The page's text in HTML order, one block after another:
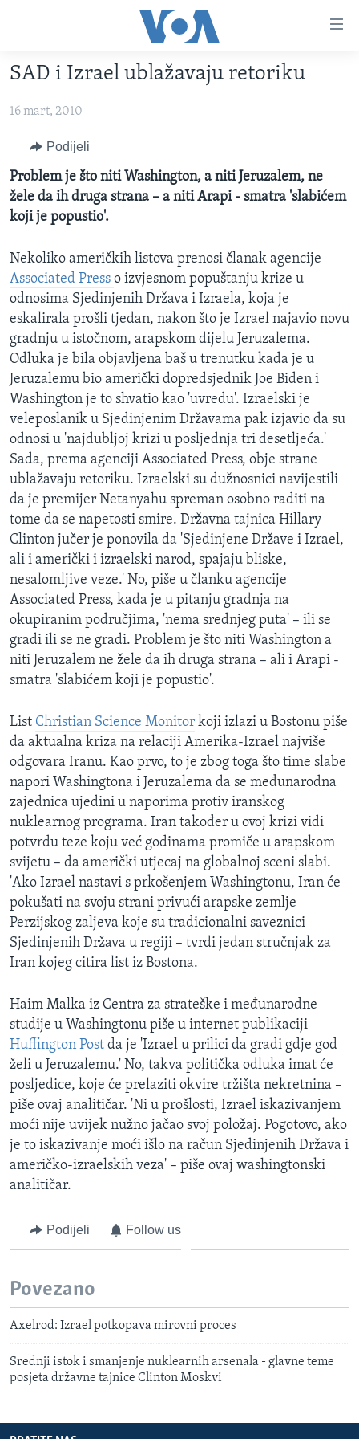
glavni
Pređi
navigaciju
Idi
na
VIDEO
FOTOGRAFIJE DANA
VIJESTI
SJEDINJENE AMERIČKE DRŽAVE
SVIJET
NAUKA I TEHNOLOGIJA
SPECIJALNI PROJEKTI
KORUPCIJA
SLOBODA MEDIJA
ŽENSKA STRANA
IZBJEGLIČKA STRANA
MAGAZIN
O GLASU AMERIKE
Learning English
PRATITE NAS
Jezici
SAD i Izrael ublažavaju retoriku
16 mart, 2010
Podijeli
Problem je što niti Washington, a niti Jeruzalem, ne
žele da ih druga strana – a niti Arapi - smatra 'slabićem
koji je popustio'.
Nekoliko američkih listova prenosi članak agencije
Associated Press o izvjesnom popuštanju krize u
odnosima Sjedinjenih Država i Izraela, koja je
eskalirala prošli tjedan, nakon što je Izrael najavio novu
gradnju u istočnom, arapskom dijelu Jeruzalema.
Odluka je bila objavljena baš u trenutku kada je u
Jeruzalemu bio američki dopredsjednik Joe Biden i
Washington je to shvatio kao 'uvredu'. Izraelski je
veleposlanik u Sjedinjenim Državama pak izjavio da su
odnosi u 'najdubljoj krizi u posljednja tri desetljeća.'
Sada, prema agenciji Associated Press, obje strane
ublažavaju retoriku. Izraelski su dužnosnici navijestili
da je premijer Netanyahu spreman osobno raditi na
tome da se napetosti smire. Državna tajnica Hillary
Clinton jučer je ponovila da 'Sjedinjene Države i Izrael,
ali i američki i izraelski narod, spajaju bliske,
nesalomljive veze.' No, piše u članku agencije
Associated Press, kada je u pitanju gradnja na
okupiranim područjima, 'nema srednjeg puta' – ili se
gradi ili se ne gradi. Problem je što niti Washington a
niti Jeruzalem ne žele da ih druga strana – ali i Arapi -
smatra 'slabićem koji je popustio'.
List Christian Science Monitor koji izlazi u Bostonu piše
da aktualna kriza na relaciji Amerika-Izrael najviše
odgovara Iranu. Kao prvo, to je zbog toga što time slabe
napori Washingtona i Jeruzalema da se međunarodna
zajednica ujedini u naporima protiv iranskog
nuklearnog programa. Iran također u ovoj krizi vidi
potvrdu teze koju već godinama promiče u arapskom
svijetu – da američki utjecaj na globalnoj sceni slabi.
'Ako Izrael nastavi s prkošenjem Washingtonu, Iran će
pokušati na svoju strani privući arapske zemlje
Perzijskog zaljeva koje su tradicionalni saveznici
Sjedinjenih Država u regiji – tvrdi jedan stručnjak za
Iran kojeg citira list iz Bostona.
Haim Malka iz Centra za strateške i međunarodne
studije u Washingtonu piše u internet publikaciji
Huffington Post da je 'Izrael u prilici da gradi gdje god
želi u Jeruzalemu.' No, takva politička odluka imat će
posljedice, koje će prelaziti okvire tržišta nekretnina –
piše ovaj analitičar. 'Ni u prošlosti, Izrael iskazivanjem
moći nije uvijek nužno jačao svoj položaj. Pogotovo, ako
je to iskazivanje moći išlo na račun Sjedinjenih Država i
američko-izraelskih veza' – piše ovaj washingtonski
analitičar.
Podijeli Follow us
Povezano
Axelrod: Izrael potkopava mirovni proces
Srednji istok i smanjenje nuklearnih arsenala - glavne teme
posjeta državne tajnice Clinton Moskvi